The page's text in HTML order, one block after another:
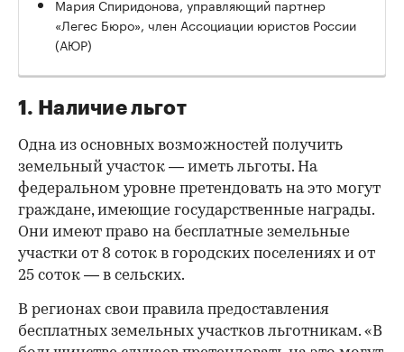
Мария Спиридонова, управляющий партнер
«Легес Бюро», член Ассоциации юристов России
(АЮР)
1. Наличие льгот
Одна из основных возможностей получить
земельный участок — иметь льготы. На
федеральном уровне претендовать на это могут
граждане, имеющие государственные награды.
Они имеют право на бесплатные земельные
участки от 8 соток в городских поселениях и от
25 соток — в сельских.
В регионах свои правила предоставления
бесплатных земельных участков льготникам. «В